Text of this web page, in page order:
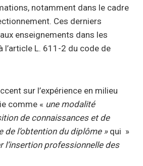
notamment dans le cadre
Ces derniers
enseignements dans les
l’article L. 611-2 du code de
sur l’expérience en milieu
comme « une modalité
de connaissances et de
de l’obtention du diplôme »qui »
l’insertion professionnelle des